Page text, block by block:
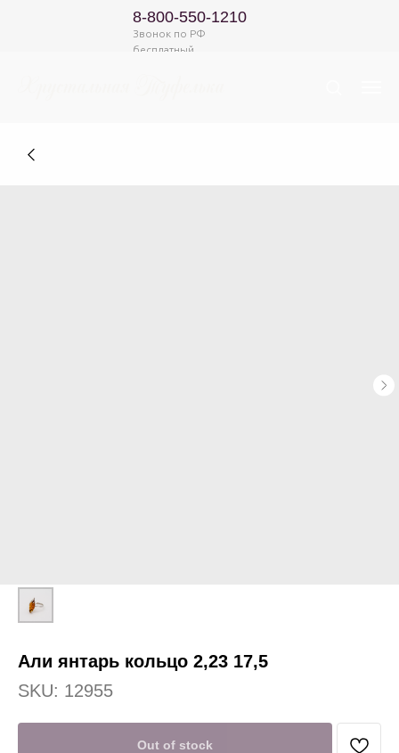
8-800-550-1210
Звонок по РФ
бесплатный
Али янтарь кольцо 2,23 17,5
SKU: 12955
Out of stock